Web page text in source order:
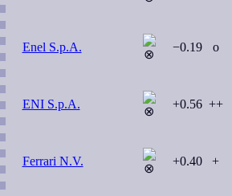
Enel S.p.A. −0.19 o
ENI S.p.A. +0.56 ++
Ferrari N.V. +0.40 +